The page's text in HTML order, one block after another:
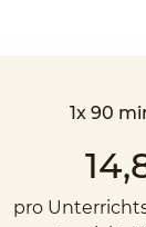
1x 90
pro